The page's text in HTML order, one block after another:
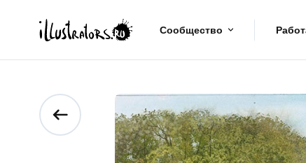
Сообщество